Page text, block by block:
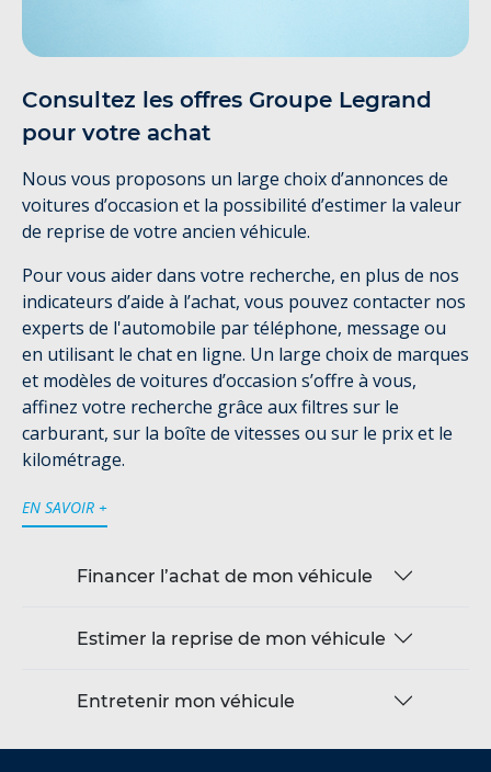
Consultez les offres Groupe Legrand
pour votre achat
Nous vous proposons un large choix d’annonces de
voitures d’occasion et la possibilité d’estimer la valeur
de reprise de votre ancien véhicule.
Pour vous aider dans votre recherche, en plus de nos
indicateurs d’aide à l’achat, vous pouvez contacter nos
experts de l'automobile par téléphone, message ou
en utilisant le chat en ligne. Un large choix de marques
et modèles de voitures d’occasion s’offre à vous,
affinez votre recherche grâce aux filtres sur le
carburant, sur la boîte de vitesses ou sur le prix et le
kilométrage.
EN SAVOIR +
Financer l’achat de mon véhicule
Estimer la reprise de mon véhicule
Entretenir mon véhicule